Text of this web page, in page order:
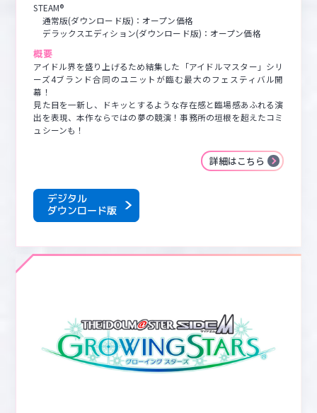
STEAM®
通常版(ダウンロード版)：オープン価格
デラックスエディション(ダウンロード版)：オープン価格
概要
アイドル界を盛り上げるため結集した「アイドルマスター」シリ
ーズ4ブランド合同のユニットが臨む最大のフェスティバル開
幕！
見た目を一新し、ドキッとするような存在感と臨場感あふれる演
出を表現、本作ならではの夢の競演！事務所の垣根を超えたコミ
ュシーンも！
詳細はこちら